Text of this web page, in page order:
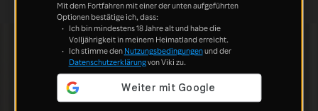
Mit dem Fortfahren mit einer der unten aufgeführten
Optionen bestätige ich, dass:
Ich bin mindestens 18 Jahre alt und habe die
Volljährigkeit in meinem Heimatland erreicht.
Ich stimme den Nutzungsbedingungenund der
Datenschutzerklärungvon Viki zu.